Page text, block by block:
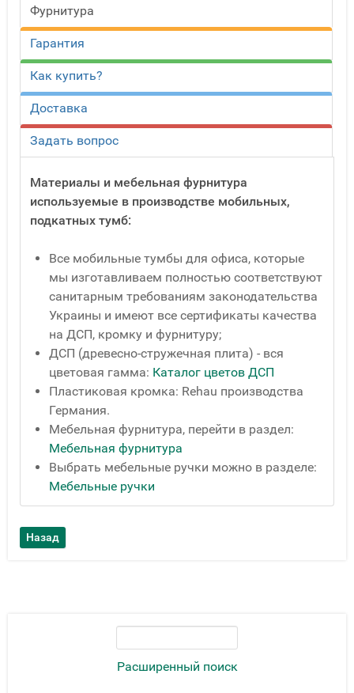
Расширенный поиск
Фурнитура
Гарантия
Как купить?
Доставка
Задать вопрос
Материалы и мебельная фурнитура
используемые в производстве мобильных,
подкатных тумб:
Все мобильные тумбы для офиса, которые
мы изготавливаем полностью соответствуют
санитарным требованиям законодательства
Украины и имеют все сертификаты качества
на ДСП, кромку и фурнитуру;
ДСП (древесно-стружечная плита) - вся
цветовая гамма: Каталог цветов ДСП
Пластиковая кромка: Rehau производства
Германия.
Мебельная фурнитура, перейти в раздел:
Мебельная фурнитура
Выбрать мебельные ручки можно в разделе:
Мебельные ручки